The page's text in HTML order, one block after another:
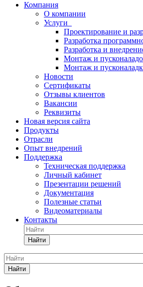
Компания
О компании
Услуги
Проектирование и
Разработка
Разработка и
Монтаж и
Монтаж и
Новости
Сертификаты
Отзывы клиентов
Вакансии
Реквизиты
Новая версия сайта
Продукты
Отрасли
Опыт внедрений
Поддержка
Техническая поддержка
Личный кабинет
Презентации решений
Документация
Полезные статьи
Видеоматериалы
Контакты
Найти
Найти